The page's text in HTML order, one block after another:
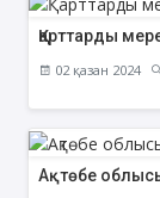
Қарттарды
02 қазан 2024
Ақтөбе